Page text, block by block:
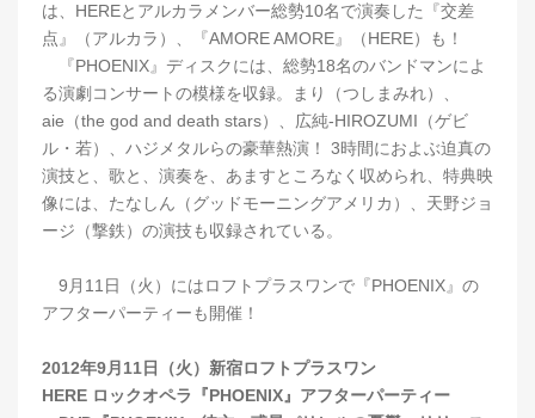
は、HEREとアルカラメンバー総勢10名で演奏した『交差
点』（アルカラ）、『AMORE AMORE』（HERE）も！
『PHOENIX』ディスクには、総勢18名のバンドマンによ
る演劇コンサートの模様を収録。まり（つしまみれ）、
aie（the god and death stars）、広純-HIROZUMI（ゲビ
ル・若）、ハジメタルらの豪華熱演！ 3時間におよぶ迫真の
演技と、歌と、演奏を、あますところなく収められ、特典映
像には、たなしん（グッドモーニングアメリカ）、天野ジョ
ージ（撃鉄）の演技も収録されている。
9月11日（火）にはロフトプラスワンで『PHOENIX』の
アフターパーティーも開催！
2012年9月11日（火）新宿ロフトプラスワン
HERE ロックオペラ『PHOENIX』アフターパーティー